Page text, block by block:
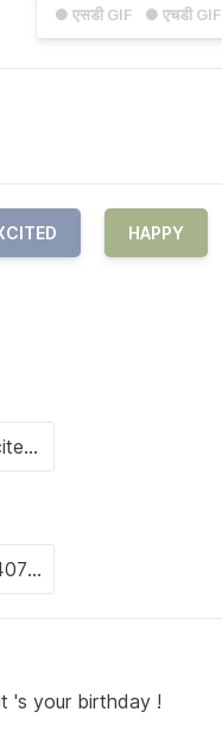
● एसडी GIF ● एचडी GIF
HAPPY
's your birthday !